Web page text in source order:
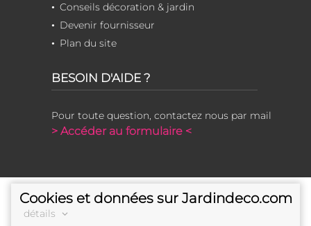
Conseils décoration & jardin
Devenir fournisseur
Plan du site
BESOIN D'AIDE ?
Pour toute question, contactez nous par mail
> Accéder au formulaire <
Cookies et données sur Jardindeco.com
détails